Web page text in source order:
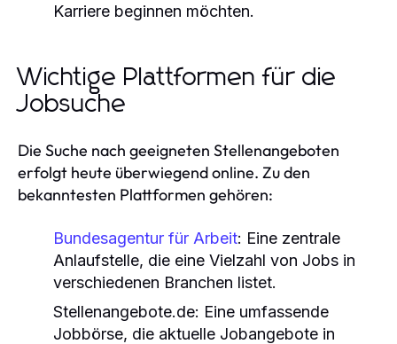
Karriere beginnen möchten.
Wichtige Plattformen für die
Jobsuche
Die Suche nach geeigneten Stellenangeboten
erfolgt heute überwiegend online. Zu den
bekanntesten Plattformen gehören:
Bundesagentur für Arbeit: Eine zentrale
Anlaufstelle, die eine Vielzahl von Jobs in
verschiedenen Branchen listet.
Stellenangebote.de: Eine umfassende
Jobbörse, die aktuelle Jobangebote in